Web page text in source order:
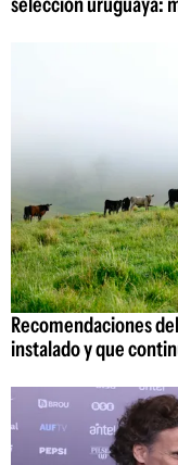
Recomendaciones
instalado y que